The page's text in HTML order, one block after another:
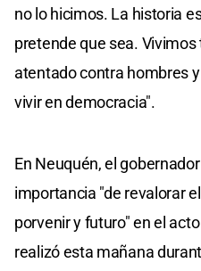
no lo hicimos. La historia
pretende que sea.
atentado contra hombres
vivir en democracia".
En Neuquén, el
importancia "de revalorar
porvenir y futuro" en el
realizó esta mañana